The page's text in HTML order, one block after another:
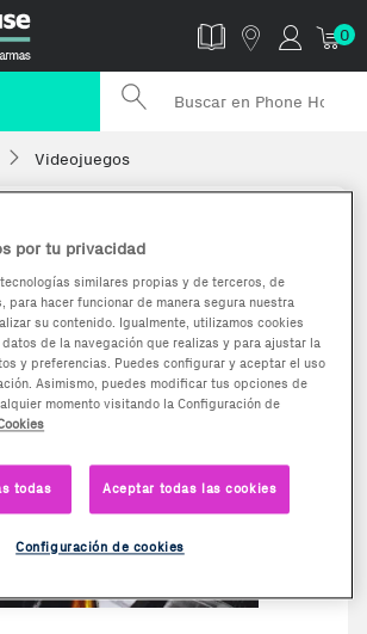
0
Videojuegos
por tu privacidad
similares propias y de terceros, de
para hacer funcionar de manera segura nuestra
su contenido. Igualmente, utilizamos cookies
de la navegación que realizas y para ajustar la
y preferencias. Puedes configurar y aceptar el uso
Asimismo, puedes modificar tus opciones de
momento visitando la Configuración de
todas Aceptar todas las cookies
Configuración de cookies